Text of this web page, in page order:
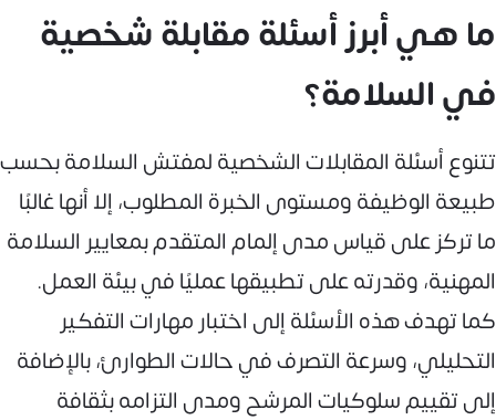
ما هي أبرز أسئلة مقابلة شخصية
في السلامة؟
تتنوع أسئلة المقابلات الشخصية لمفتش السلامة بحسب
طبيعة الوظيفة ومستوى الخبرة المطلوب، إلا أنها غالبًا
ما تركز على قياس مدى إلمام المتقدم بمعايير السلامة
المهنية، وقدرته على تطبيقها عمليًا في بيئة العمل.
كما تهدف هذه الأسئلة إلى اختبار مهارات التفكير
التحليلي، وسرعة التصرف في حالات الطوارئ، بالإضافة
إلى تقييم سلوكيات المرشح ومدى التزامه بثقافة